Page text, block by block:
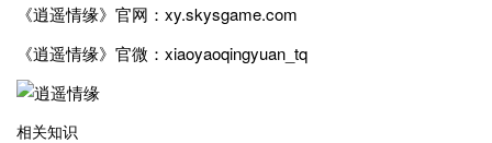
《逍遥情缘》官网：xy.skysgame.com
《逍遥情缘》官微：xiaoyaoqingyuan_tq
相关知识